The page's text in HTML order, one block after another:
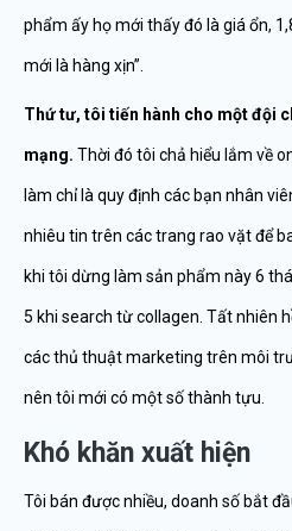
phẩm ấy họ mới thấy đó là giá ổn,
mới là hàng xịn”.
Thứ tư, tôi tiến hành cho một đội
mạng. Thời đó tôi chả hiểu lắm về
làm chỉ là quy định các bạn nhân
nhiêu tin trên các trang rao vặt để
khi tôi dừng làm sản phẩm này 6
5 khi search từ collagen. Tất nhiên
các thủ thuật marketing trên môi
nên tôi mới có một số thành tựu.
Khó khăn xuất hiện
Tôi bán được nhiều, doanh số bắt